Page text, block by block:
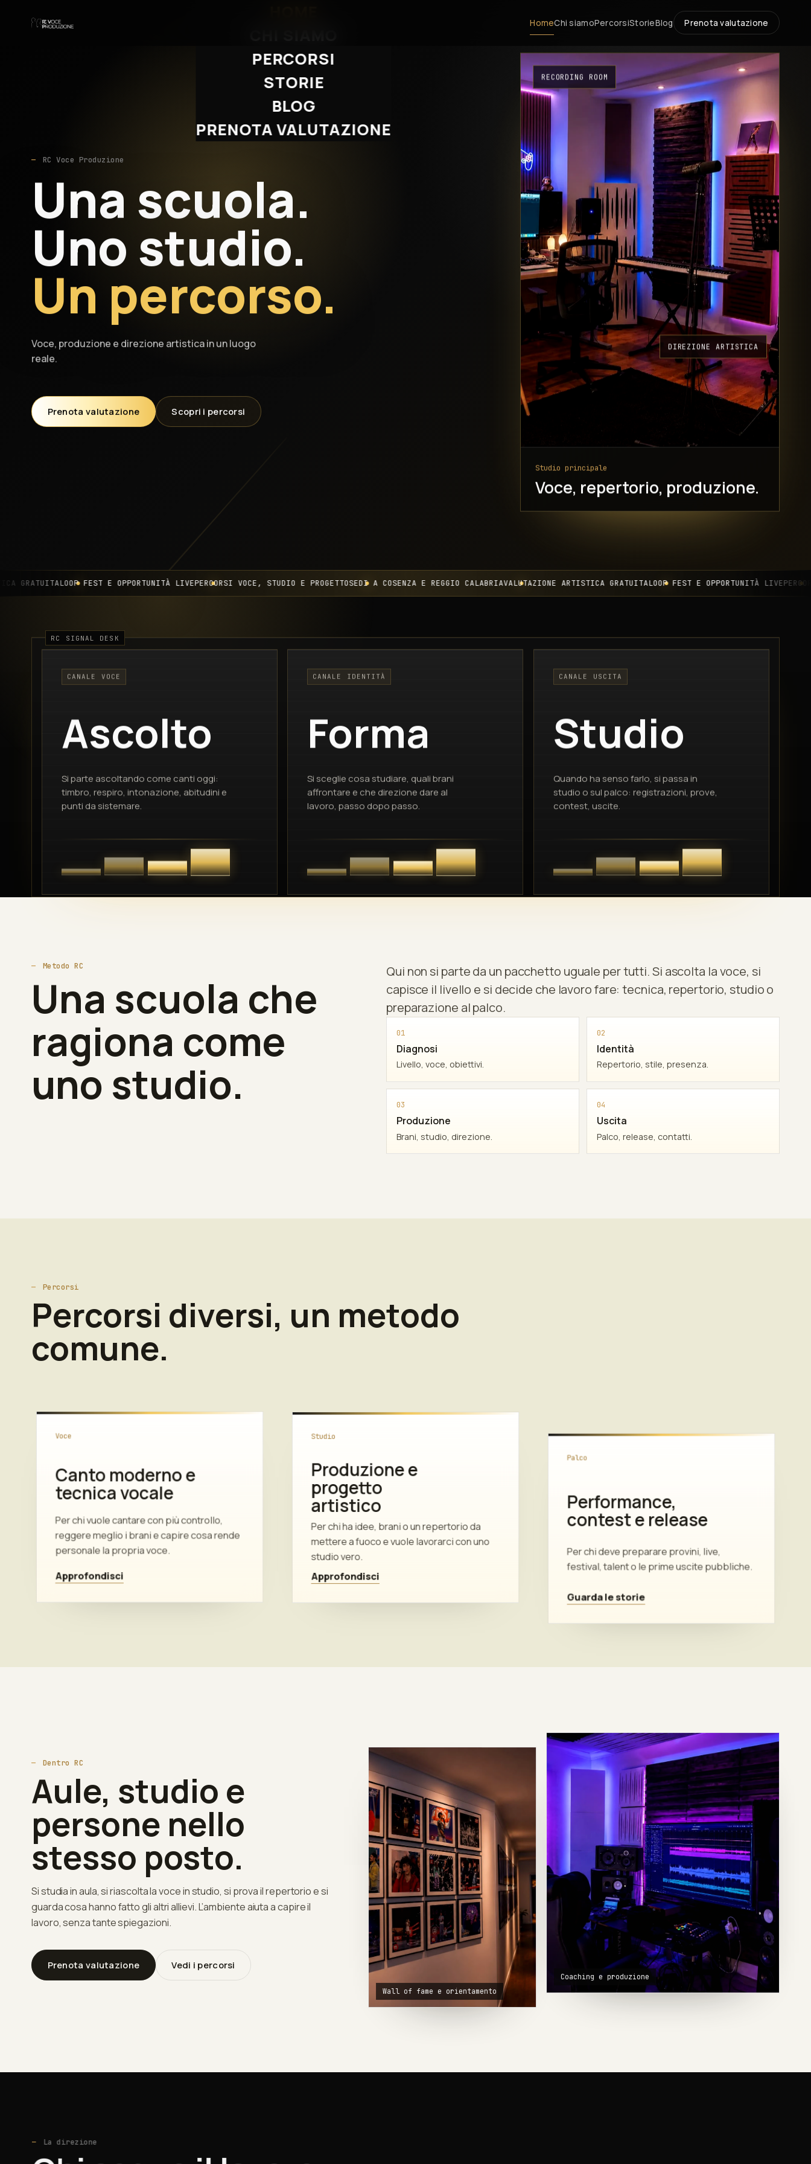
HomeChi siamoPercorsiStorieBlog Prenota valutazione
PERCORSI
STORIE
BLOG
PRENOTA VALUTAZIONE
RC Voce Produzione
Una scuola.
Uno studio.
Un percorso.
Voce, produzione e direzione artistica in un luogo
reale.
Prenota valutazione Scopri i percorsi
RECORDING ROOM
Studio principale
Voce, repertorio, produzione.
LOOP FEST E OPPORTUNITÀ LIVEPERCORSI VOCE, STUDIO E PROGETTOSEDI A COSENZA E REGGIO CALABRIAVALUTAZIONE ARTISTICA GRATUITALOOP FEST E OPPORTUNITÀ LIVEPERCORSI
CANALE VOCE
Ascolto
Si parte ascoltando come canti oggi:
timbro, respiro, intonazione, abitudini e
punti da sistemare.
CANALE IDENTITÀ
Forma
Si sceglie cosa studiare, quali brani
affrontare e che direzione dare al
lavoro, passo dopo passo.
CANALE USCITA
Studio
Quando ha senso farlo, si passa in
studio o sul palco: registrazioni, prove,
contest, uscite.
Metodo RC
Una scuola che
ragiona come
uno studio.
Qui non si parte da un pacchetto uguale per tutti. Si ascolta la voce, si
capisce il livello e si decide che lavoro fare: tecnica, repertorio, studio o
preparazione al palco.
01
Diagnosi
Livello, voce, obiettivi.
02
Identità
Repertorio, stile, presenza.
03
Produzione
Brani, studio, direzione.
04
Uscita
Palco, release, contatti.
Percorsi
Percorsi diversi, un metodo
comune.
Voce
Canto moderno e
tecnica vocale
Per chi vuole cantare con più controllo,
reggere meglio i brani e capire cosa rende
personale la propria voce.
Approfondisci
Studio
Produzione e
progetto
artistico
Per chi ha idee, brani o un repertorio da
mettere a fuoco e vuole lavorarci con uno
studio vero.
Approfondisci
Palco
contest e release
Per chi deve preparare provini, live,
festival, talent o le prime uscite pubbliche.
Guarda le storie
Dentro RC
Aule, studio e
persone nello
stesso posto.
Si studia in aula, si riascolta la voce in studio, si prova il repertorio e si
guarda cosa hanno fatto gli altri allievi. L’ambiente aiuta a capire il
lavoro, senza tante spiegazioni.
Prenota valutazione Vedi i percorsi
Wall of fame e orientamento
Coaching e produzione
La direzione